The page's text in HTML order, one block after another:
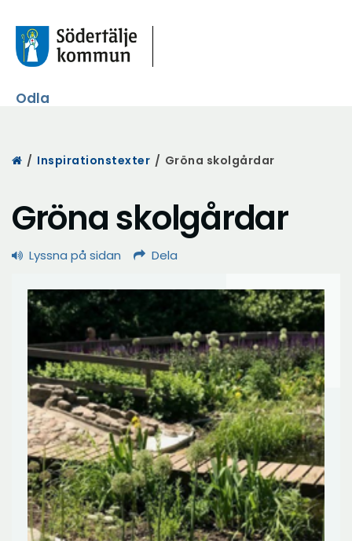
Odla
Start
/ Inspirationstexter / Gröna skolgårdar
Gröna skolgårdar
Lyssna på sidan Dela